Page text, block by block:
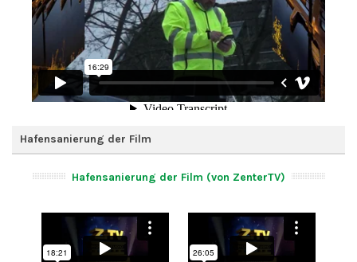
Hafensanierung der Film
Hafensanierung der Film (von ZenterTV)